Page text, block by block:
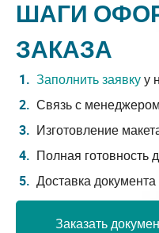
ШАГИ
ЗАКАЗА
Заполнить заявкуу
Связь с
Изготовление
Полная готовность
Доставка документа
Заказать